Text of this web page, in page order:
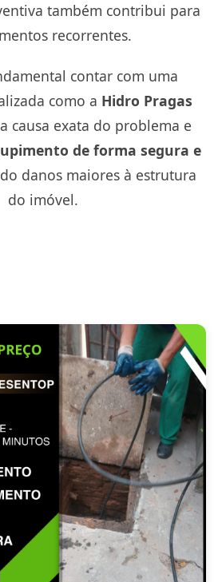
também contribui para
recorrentes.
contar com uma
como a Hidro Pragas
causa exata do problema e
de forma segura e
danos maiores à estrutura
do imóvel.